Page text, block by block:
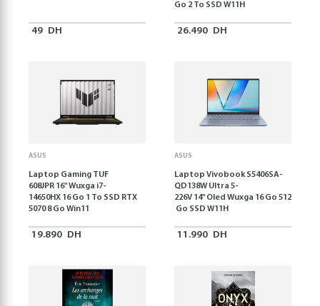
49 DH
Go 2 To SSD W11H
26.490 DH
ASUS
Laptop Gaming TUF
608JPR 16'' Wuxga i7-
14650HX 16 Go 1 To SSD RTX
5070 8 Go Win11
19.890 DH
ASUS
Laptop Vivobook S5406SA-
QD138W Ultra 5-
226V 14" Oled Wuxga 16 Go 512
Go SSD W11H
11.990 DH